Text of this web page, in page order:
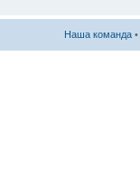
Наша команда •